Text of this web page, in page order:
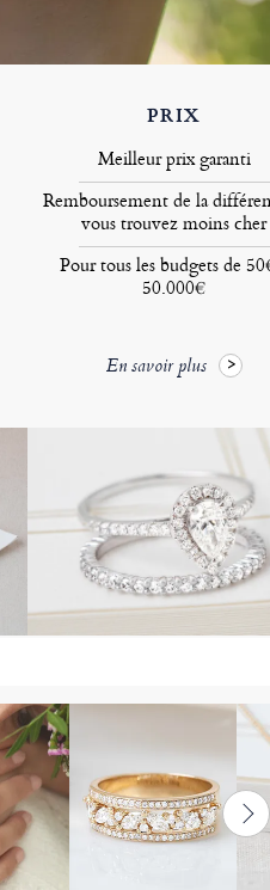
PRIX
Meilleur prix garanti
Remboursement de la
vous trouvez moins cher
Pour tous les budgets de
50.000€
En savoir plus